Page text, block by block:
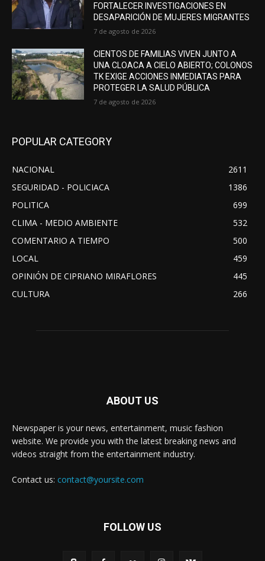
FORTALECER INVESTIGACIONES EN
DESAPARICIÓN DE MUJERES MIGRANTES
7 de agosto de 2026
CIENTOS DE FAMILIAS VIVEN JUNTO A
UNA CLOACA A CIELO ABIERTO; COLONOS
TK EXIGE ACCIONES INMEDIATAS PARA
PROTEGER LA SALUD PÚBLICA
7 de agosto de 2026
POPULAR CATEGORY
NACIONAL
2611
SEGURIDAD - POLICIACA
1386
POLITICA
699
CLIMA - MEDIO AMBIENTE
532
COMENTARIO A TIEMPO
500
LOCAL
459
OPINIÓN DE CIPRIANO MIRAFLORES
445
CULTURA
266
ABOUT US
Newspaper is your news, entertainment, music fashion
website. We provide you with the latest breaking news and
videos straight from the entertainment industry.
Contact us: contact@yoursite.com
FOLLOW US